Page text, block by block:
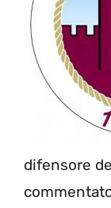
difensore